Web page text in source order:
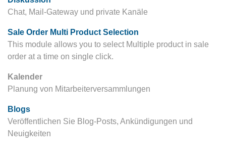
Chat, Mail-Gateway und private Kanäle
Sale Order Multi Product Selection
This module allows you to select Multiple product in sale
order at a time on single click.
Kalender
Planung von Mitarbeiterversammlungen
Blogs
Veröffentlichen Sie Blog-Posts, Ankündigungen und
Neuigkeiten